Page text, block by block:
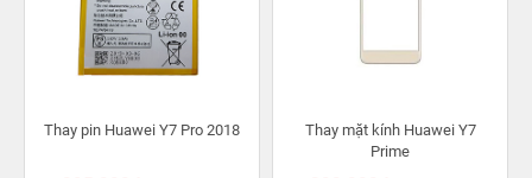
Thay pin Huawei Y7 Pro 2018
Thay mặt kính Huawei Y7
Prime